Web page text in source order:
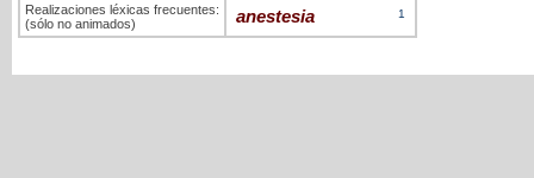
Realizaciones léxicas frecuentes:
(sólo no animados)
anestesia 1